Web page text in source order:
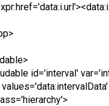
id='interval'